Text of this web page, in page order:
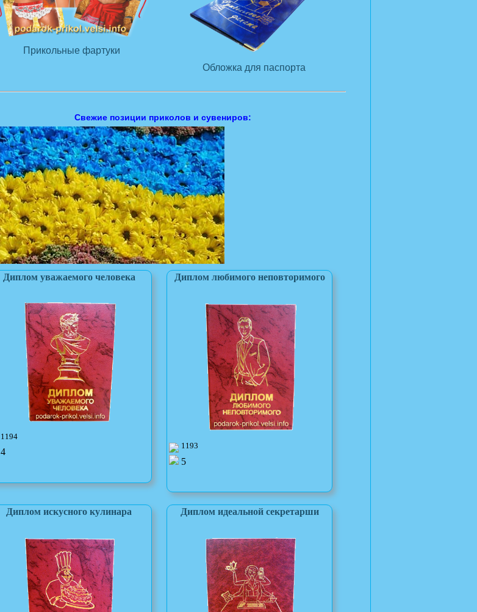
Прикольные фартуки
Обложка для паспорта
Свежие позиции приколов и сувениров:
Диплом уважаемого человека
1194
4
Диплом любимого неповторимого
1193
5
Диплом искусного кулинара Диплом идеальной секретарши